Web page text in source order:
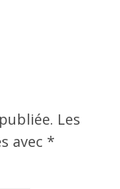
Les
avec *